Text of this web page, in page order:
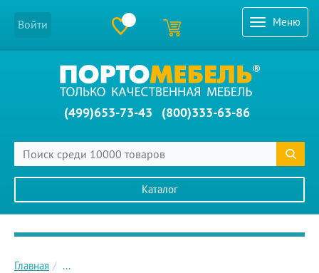
Меню
Войти
(499)653-73-43 (800)333-63-86
Каталог
Главное меню сайта
Главная
...